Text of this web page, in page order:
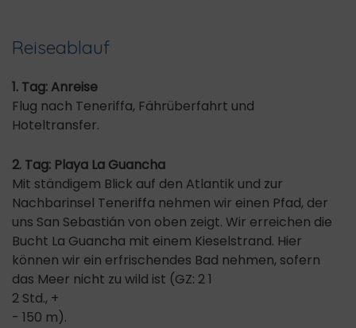
Reiseablauf
1. Tag: Anreise
Flug nach Teneriffa, Fährüberfahrt und
Hoteltransfer.
2. Tag: Playa La Guancha
Mit ständigem Blick auf den Atlantik und zur
Nachbarinsel Teneriffa nehmen wir einen Pfad, der
uns San Sebastián von oben zeigt. Wir erreichen die
Bucht La Guancha mit einem Kieselstrand. Hier
können wir ein erfrischendes Bad nehmen, sofern
das Meer nicht zu wild ist (GZ: 2 1
2 Std., +
- 150 m).